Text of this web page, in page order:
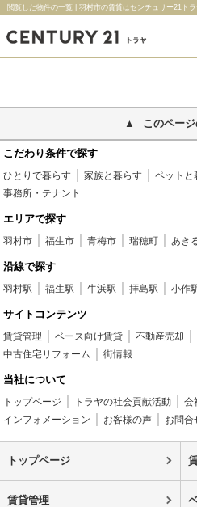
閲覧した物件の一覧 | 羽村市の賃貸はセンチュリー21トラ
このペー
こだわり条件で探す
ひとりで暮らす 家族と暮らす ペットと
事務所・テナント
エリアで探す
羽村市 福生市 青梅市 瑞穂町 あき
沿線で探す
羽村駅 福生駅 牛浜駅 拝島駅 小作
サイトコンテンツ
賃貸管理 ベース向け賃貸 不動産売却
中古住宅リフォーム
街情報
当社について
トップページ トラヤの社会貢献活動 会
インフォメーション
お客様の声 お問合
トップページ
賃貸管理